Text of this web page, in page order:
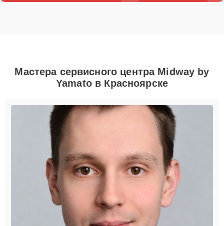
Мастера сервисного центра Midway by
Yamato в Красноярске